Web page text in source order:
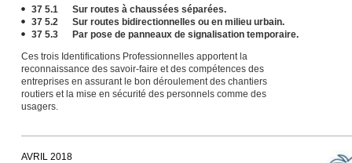
37 5.1 Sur routes à chaussées séparées.
37 5.2 Sur routes bidirectionnelles ou en milieu urbain.
37 5.3 Par pose de panneaux de signalisation temporaire.
Ces trois Identifications Professionnelles apportent la
reconnaissance des savoir-faire et des compétences des
entreprises en assurant le bon déroulement des chantiers
routiers et la mise en sécurité des personnels comme des
usagers.
AVRIL 2018